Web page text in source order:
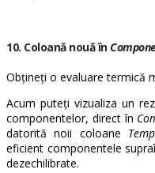
10. Coloană nouă în
Obțineți o evaluare termică
Acum puteți vizualiza un
componentelor, direct în
datorită noii coloane
eficient componentele
dezechilibrate.